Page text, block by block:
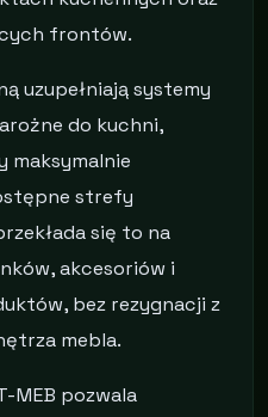
frontów.
uzupełniają systemy
do kuchni,
maksymalnie
strefy
się to na
akcesoriów i
bez rezygnacji z
mebla.
MEB pozwala